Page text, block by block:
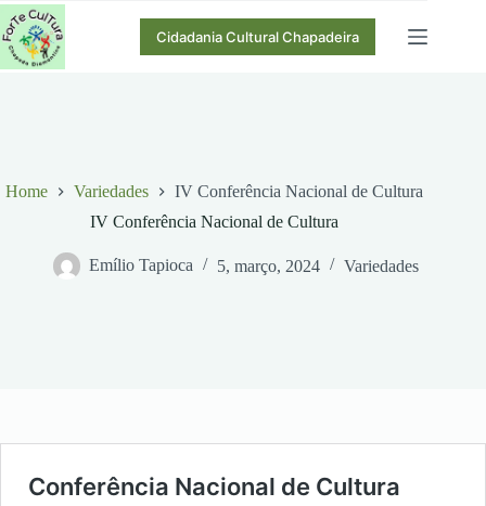
Pular
para
o
conteúdo
Cidadania Cultural Chapadeira
Home Variedades
IV Conferência Nacional de Cultura
IV Conferência Nacional de Cultura
Emílio Tapioca 5, março, 2024 Variedades